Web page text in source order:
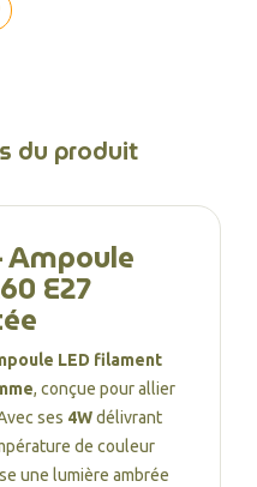
du produit
Ampoule
E27
LED filament
, conçue pour allier
ses 4Wdélivrant
de couleur
une lumière ambrée